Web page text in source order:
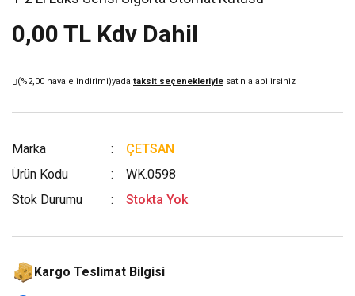
0,00 TL Kdv Dahil
(%2,00 havale indirimi)yada taksit seçenekleriyle satın alabilirsiniz
Marka
ÇETSAN
Ürün Kodu
WK.0598
Stok Durumu
Stokta Yok
Kargo Teslimat Bilgisi